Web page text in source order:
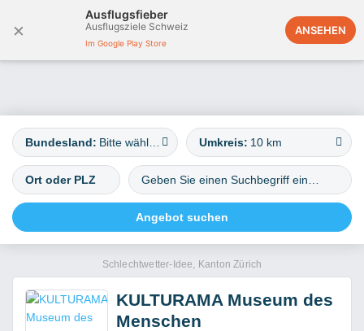
×
Ausflugsfieber
Ausflugsziele Schweiz
Im Google Play Store
ANSEHEN
Deutschland
Bundesland: Umkreis: 10 km
Schlechtwetter-Idee, Kanton Zürich
KULTURAMA Museum des
Menschen